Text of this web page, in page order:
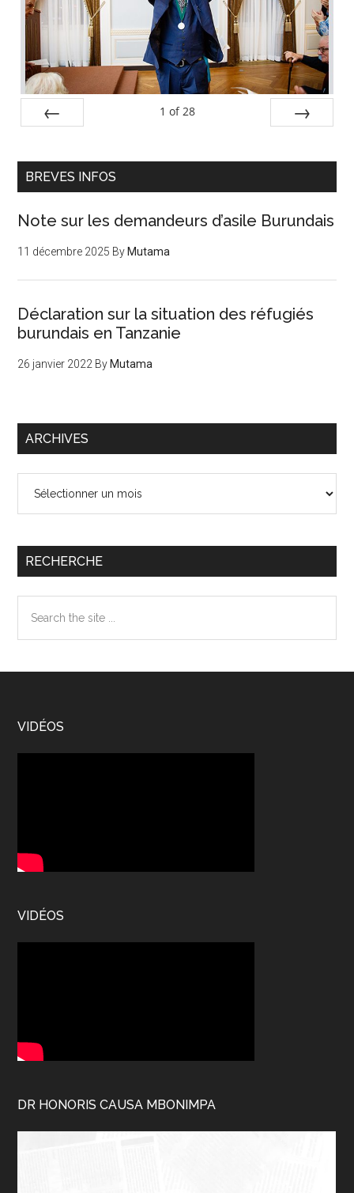
1 of 28
BREVES INFOS
Note sur les demandeurs d’asile Burundais
11 décembre 2025 By Mutama
Déclaration sur la situation des réfugiés
burundais en Tanzanie
26 janvier 2022 By Mutama
ARCHIVES
RECHERCHE
the
Footer
VIDÉOS
VIDÉOS
DR HONORIS CAUSA MBONIMPA